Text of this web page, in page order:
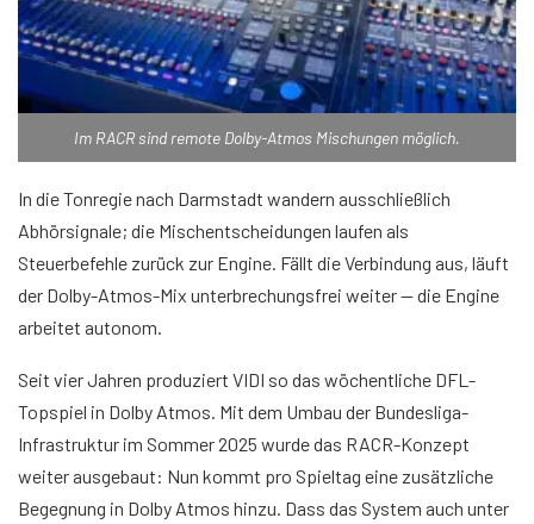
Im RACR sind remote Dolby-Atmos Mischungen möglich.
In die Tonregie nach Darmstadt wandern ausschließlich
Abhörsignale; die Mischentscheidungen laufen als
Steuerbefehle zurück zur Engine. Fällt die Verbindung aus, läuft
der Dolby-Atmos-Mix unterbrechungsfrei weiter — die Engine
arbeitet autonom.
Seit vier Jahren produziert VIDI so das wöchentliche DFL-
Topspiel in Dolby Atmos. Mit dem Umbau der Bundesliga-
Infrastruktur im Sommer 2025 wurde das RACR-Konzept
weiter ausgebaut: Nun kommt pro Spieltag eine zusätzliche
Begegnung in Dolby Atmos hinzu. Dass das System auch unter